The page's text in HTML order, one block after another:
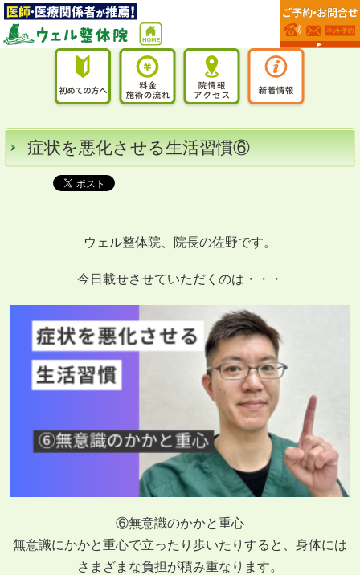
症状を悪化させる生活習慣⑥
ウェル整体院、院長の佐野です。
今日載せさせていただくのは・・・
⑥無意識のかかと重心
無意識にかかと重心で立ったり歩いたりすると、身体には
さまざまな負担が積み重なります。